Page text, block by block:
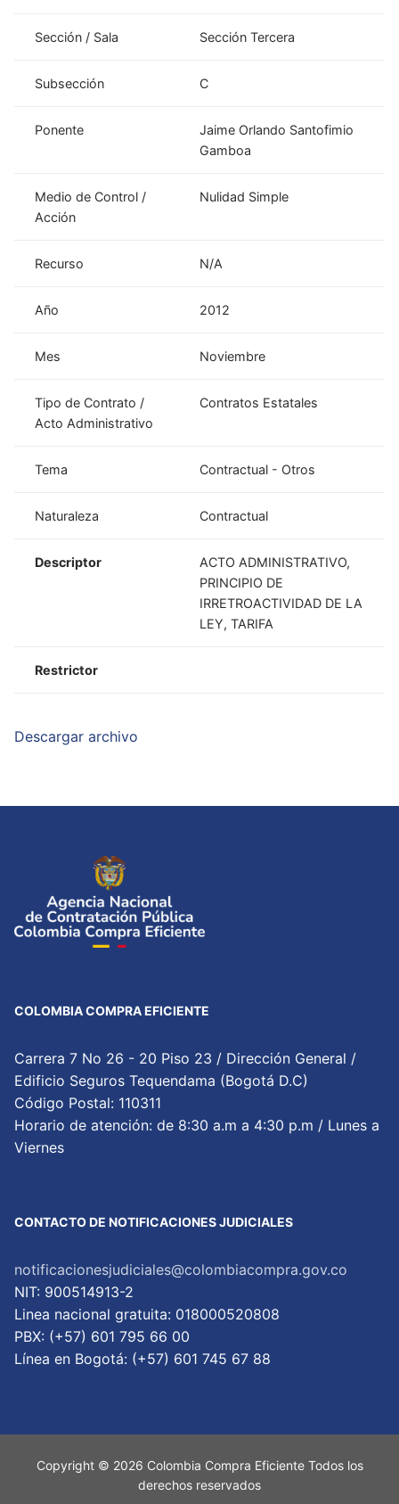
Sección / Sala Sección Tercera
Subsección C
Ponente
Jaime Orlando Santofimio
Gamboa
Medio de Control /
Acción
Nulidad Simple
Recurso N/A
Año 2012
Mes Noviembre
Tipo de Contrato /
Acto Administrativo
Contratos Estatales
Tema Contractual - Otros
Naturaleza Contractual
Descriptor
ACTO ADMINISTRATIVO,
PRINCIPIO DE
IRRETROACTIVIDAD DE LA
LEY, TARIFA
Restrictor
Descargar archivo
COLOMBIA COMPRA EFICIENTE
Carrera 7 No 26 - 20 Piso 23 / Dirección General /
Edificio Seguros Tequendama (Bogotá D.C)
Código Postal: 110311
Horario de atención: de 8:30 a.m a 4:30 p.m / Lunes a
Viernes
CONTACTO DE NOTIFICACIONES JUDICIALES
notificacionesjudiciales@colombiacompra.gov.co
NIT: 900514913-2
Linea nacional gratuita: 018000520808
PBX: (+57) 601 795 66 00
Lí­nea en Bogotá: (+57) 601 745 67 88
Copyright © 2026 Colombia Compra Eficiente Todos los
derechos reservados